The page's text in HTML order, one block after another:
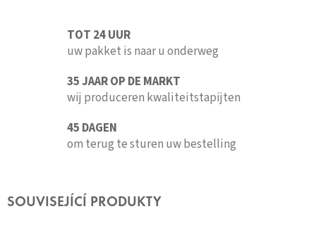
TOT 24 UUR
uw pakket is naar u onderweg
35 JAAR OP DE MARKT
wij produceren kwaliteitstapijten
45 DAGEN
om terug te sturen uw bestelling
SOUVISEJÍCÍ PRODUKTY